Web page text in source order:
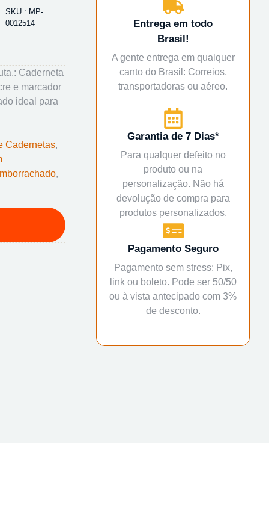
SKU : MP-
0012514
Caderneta
e marcador
ideal para
Cadernetas,
,
Entrega em todo
Brasil!
A gente entrega em qualquer
canto do Brasil: Correios,
transportadoras ou aéreo.
Garantia de 7 Dias*
Para qualquer defeito no
produto ou na
personalização. Não há
devolução de compra para
produtos personalizados.
Pagamento Seguro
Pagamento sem stress: Pix,
link ou boleto. Pode ser 50/50
ou à vista antecipado com 3%
de desconto.